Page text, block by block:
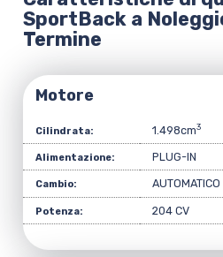
SportBack a
Termine
Motore
Cilindrata: 1.498cm3
Alimentazione: PLUG-IN
Cambio: AUTOMATICO
Potenza: 204 CV